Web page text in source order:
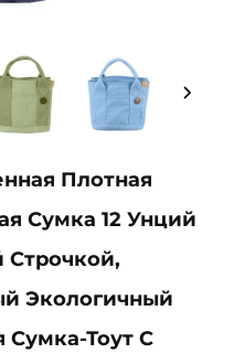
Плотная
Сумка 12 Унций
Строчкой,
Экологичный
Сумка-Тоут С